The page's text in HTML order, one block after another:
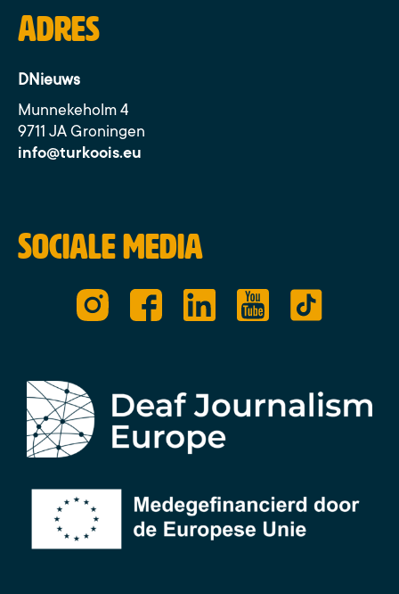
Adres
DNieuws
Munnekeholm 4
9711 JA Groningen
info@turkoois.eu
Sociale media